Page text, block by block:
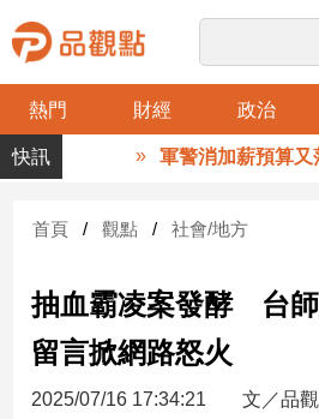
熱門 財經 政治
品
觀
財
台
財
新
軍警消加薪預算又
首頁 觀點 社會/地方
抽血霸凌案發酵 台
留言掀網路怒火
2025/07/16 17:34:21 文／品